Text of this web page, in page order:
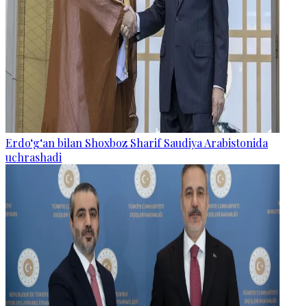
Erdo‘g‘an bilan Shoxboz Sharif Saudiya Arabistonida
uchrashadi